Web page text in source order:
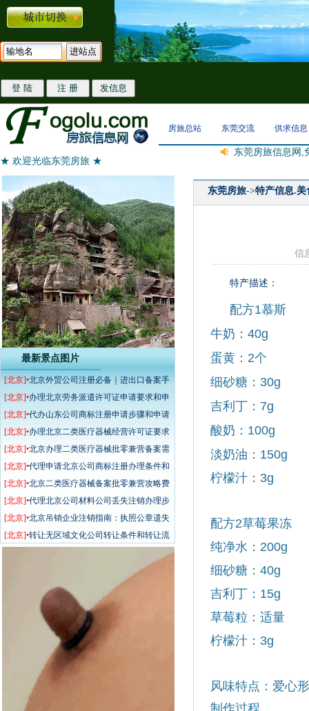
房旅总站 东莞交流 供求信息
★ 欢迎光临东莞房旅 ★
东莞房旅信息网,
东莞房旅->特产信息.美
信
特产描述：
配方1慕斯
牛奶：40g
蛋黄：2个
细砂糖：30g
吉利丁：7g
酸奶：100g
淡奶油：150g
柠檬汁：3g
配方2草莓果冻
纯净水： 200g
细砂糖： 40g
吉利丁： 15g
草莓粒：适量
柠檬汁： 3g
风味特点：爱心
制作过程
最新景点图片
[北京]•北京外贸公司注册必备｜进出口备案手
续、费用、周期一文说清
[北京]•办理北京劳务派遣许可证申请要求和申
请步骤
[北京]•代办山东公司商标注册申请步骤和申请
要求
[北京]•办理北京二类医疗器械经营许可证要求
和办理步骤
[北京]•北京办理二类医疗器械批零兼营备案需
要多少钱？
[北京]•代理申请北京公司商标注册办理条件和
办理要求
[北京]•北京二类医疗器械备案批零兼营攻略费
用及无地址、无人员解决方案
[北京]•代理北京公司材料公司丢失注销办理步
骤和注销要求
[北京]•北京吊销企业注销指南：执照公章遗失
不用补，教你省心办结
[北京]•转让无区域文化公司转让条件和转让流